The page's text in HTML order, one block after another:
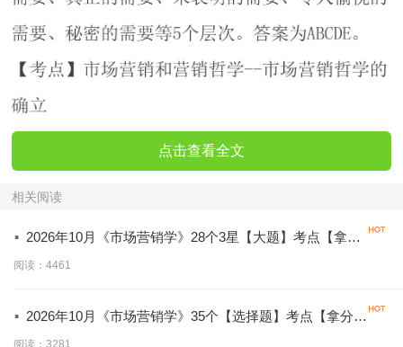
点击查看全文
相关阅读
· 2026年10月《市场营销学》28个3星【大题】考点【拿分
必背】
阅读：4461
· 2026年10月《市场营销学》35个【选择题】考点【拿分必
学】
阅读：3281